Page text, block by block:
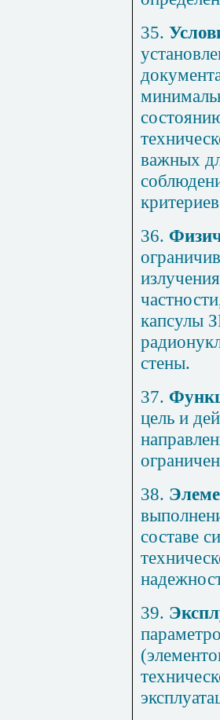
35.
важных
36.
капсулы
стены.
37.
цель и
38.
составе
39.